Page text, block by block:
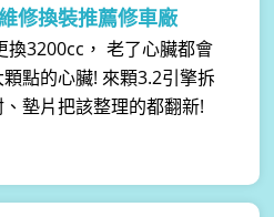
修換裝推薦修車廠
3200cc， 老了心臟都會
點的心臟! 來顆3.2引擎拆
墊片把該整理的都翻新!